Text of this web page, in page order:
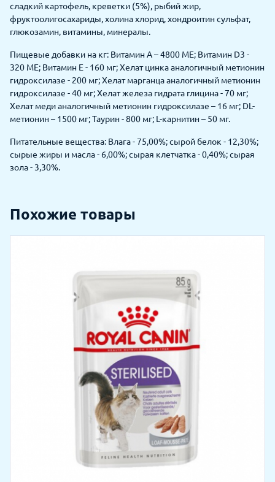
сладкий картофель, креветки (5%), рыбий жир,
фруктоолигосахариды, холина хлорид, хондроитин сульфат,
глюкозамин, витамины, минералы.
Пищевые добавки на кг: Витамин А – 4800 МЕ; Витамин D3 -
320 МЕ; Витамин Е - 160 мг; Хелат цинка аналогичный метионин
гидроксилазе - 200 мг; Хелат марганца аналогичный метионин
гидроксилазе - 40 мг; Хелат железа гидрата глицина - 70 мг;
Хелат меди аналогичный метионин гидроксилазе – 16 мг; DL-
метионин – 1500 мг; Таурин - 800 мг; L-карнитин – 50 мг.
Питательные вещества: Влага - 75,00%; сырой белок - 12,30%;
сырые жиры и масла - 6,00%; сырая клетчатка - 0,40%; сырая
зола - 3,30%.
Похожие товары